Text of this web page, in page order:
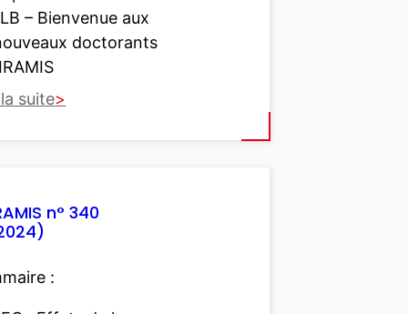
– Bienvenue aux
doctorants
suite
n° 340
: